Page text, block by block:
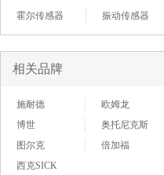
霍尔传感器
振动传感器
相关品牌
施耐德
欧姆龙
博世
奥托尼克斯
图尔克
倍加福
西克SICK